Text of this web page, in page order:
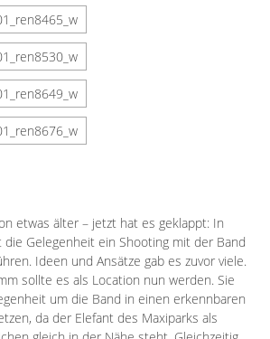
etwas älter – jetzt hat es geklappt: In
Gelegenheit ein Shooting mit der Band
Ideen und Ansätze gab es zuvor viele.
sollte es als Location nun werden. Sie
um die Band in einen erkennbaren
da der Elefant des Maxiparks als